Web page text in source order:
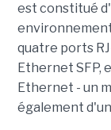
est constitué
quatre ports
Ethernet SFP,
Ethernet - un
également